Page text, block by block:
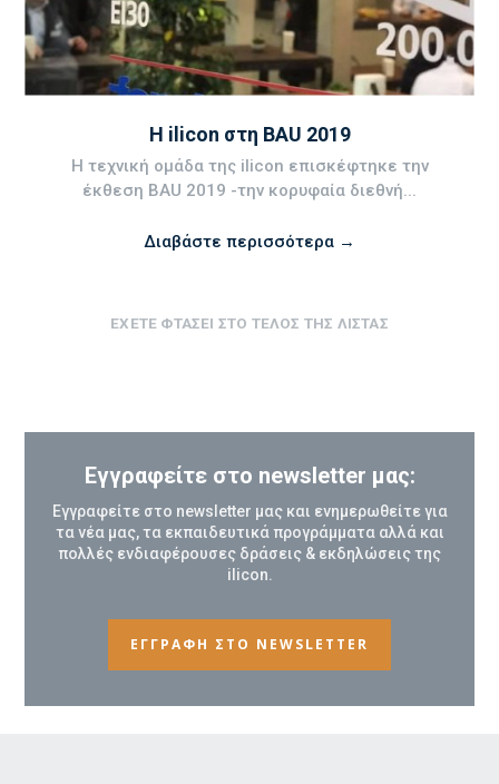
Η ilicon στη BAU 2019
Η τεχνική ομάδα της ilicon επισκέφτηκε την
έκθεση BAU 2019 -την κορυφαία διεθνή...
Διαβάστε περισσότερα →
ΈΧΕΤΕ ΦΤΆΣΕΙ ΣΤΟ ΤΈΛΟΣ ΤΗΣ ΛΊΣΤΑΣ
Εγγραφείτε στο newsletter μας:
Εγγραφείτε στο newsletter μας και ενημερωθείτε για
τα νέα μας, τα εκπαιδευτικά προγράμματα αλλά και
πολλές ενδιαφέρουσες δράσεις & εκδηλώσεις της
ilicon.
ΕΓΓΡΑΦΗ ΣΤΟ NEWSLETTER